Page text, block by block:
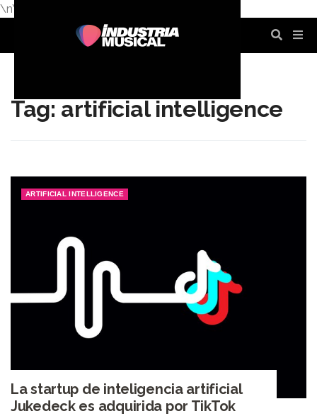
\n\n
Tag: artificial intelligence
ARTIFICIAL INTELLIGENCE
La startup de inteligencia artificial
Jukedeck es adquirida por TikTok